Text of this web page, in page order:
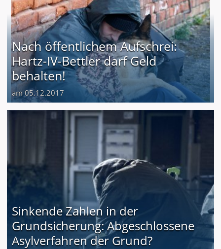
Nach öffentlichem Aufschrei:
Hartz-IV-Bettler darf Geld
behalten!
am 05.12.2017
Sinkende Zahlen in der
Grundsicherung: Abgeschlossene
Asylverfahren der Grund?